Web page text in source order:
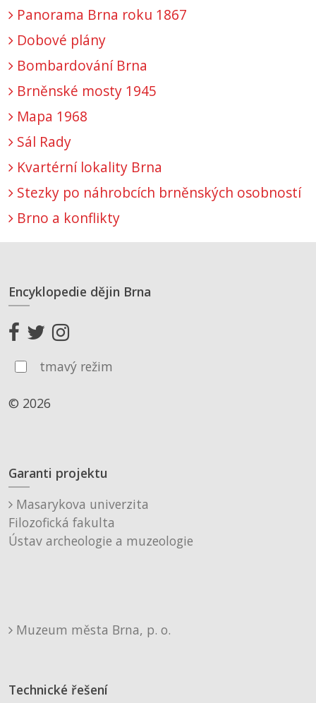
Panorama Brna roku 1867
Dobové plány
Bombardování Brna
Brněnské mosty 1945
Mapa 1968
Sál Rady
Kvartérní lokality Brna
Stezky po náhrobcích brněnských osobností
Brno a konflikty
Encyklopedie dějin Brna
tmavý režim
© 2026
Garanti projektu
Masarykova univerzita
Filozofická fakulta
Ústav archeologie a muzeologie
Muzeum města Brna, p. o.
Technické řešení